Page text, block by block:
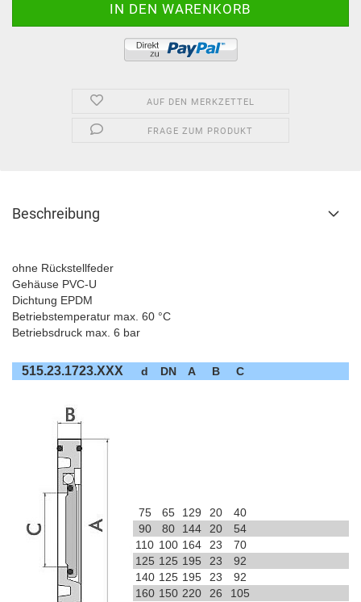
AUF DEN MERKZETTEL
FRAGE ZUM PRODUKT
Beschreibung
ohne Rückstellfeder
Gehäuse PVC-U
Dichtung EPDM
Betriebstemperatur max. 60 °C
Betriebsdruck max. 6 bar
515.23.1723.XXX d DN A B C
75 65 129 20
40
90
80 144 20
54
110 100 164 23
70
125 125 195 23
92
140 125 195 23
92
160 150 220 26
105